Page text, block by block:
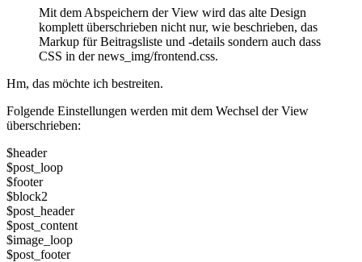
Mit dem Abspeichern der View wird das alte Design
komplett überschrieben nicht nur, wie beschrieben, das
Markup für Beitragsliste und -details sondern auch dass
CSS in der news_img/frontend.css.
Hm, das möchte ich bestreiten.
Folgende Einstellungen werden mit dem Wechsel der View
überschrieben:
$header
$post_loop
$footer
$block2
$post_header
$post_content
$image_loop
$post_footer